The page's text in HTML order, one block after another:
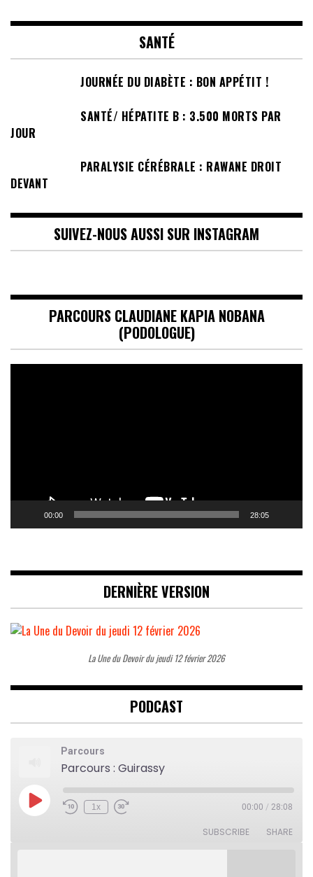
SANTÉ
JOURNÉE DU DIABÈTE : BON APPÉTIT !
SANTÉ/ HÉPATITE B : 3.500 MORTS PAR
JOUR
PARALYSIE CÉRÉBRALE : RAWANE DROIT
DEVANT
SUIVEZ-NOUS AUSSI SUR INSTAGRAM
PARCOURS CLAUDIANE KAPIA NOBANA
(PODOLOGUE)
00:00 28:05
DERNIÈRE VERSION
La Une du Devoir du jeudi 12 février 2026
PODCAST
Parcours
Parcours : Guirassy
Play
Episode
Rewind
1x
Fast
00:00 / 28:08
SUBSCRIBE SHARE